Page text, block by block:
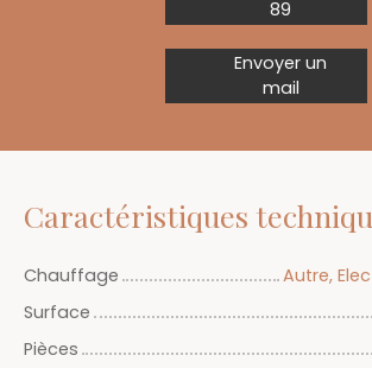
89
Envoyer un
mail
Caractéristiques
Chauffage
Autre,
Surface
Pièces